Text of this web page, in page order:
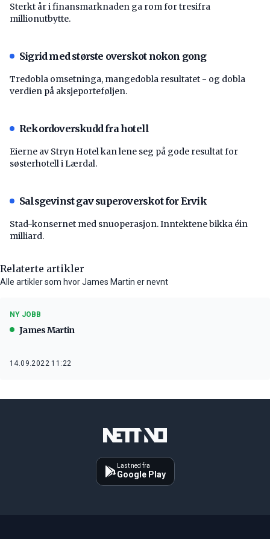
Sterkt år i finansmarknaden ga rom for tresifra
millionutbytte.
Sigrid med største overskot nokon gong
Tredobla omsetninga, mangedobla resultatet - og dobla
verdien på aksjeporteføljen.
Rekordoverskudd fra hotell
Eierne av Stryn Hotel kan lene seg på gode resultat for
søsterhotell i Lærdal.
Salsgevinst gav superoverskot for Ervik
Stad-konsernet med snuoperasjon. Inntektene bikka éin
milliard.
Relaterte artikler
Alle artikler som hvor James Martin er nevnt
NY JOBB
James Martin
14.09.2022 11:22
Last ned fra
Google Play